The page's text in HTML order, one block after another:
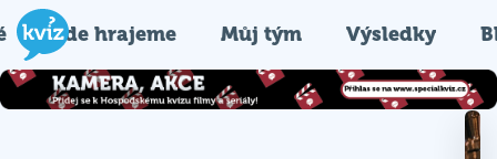
Kde hrajeme Můj tým Výsledky